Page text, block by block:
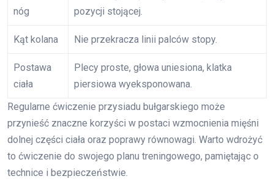
nóg
pozycji stojącej.
Kąt kolana Nie przekracza linii palców stopy.
Postawa
ciała
Plecy proste, głowa uniesiona, klatka
piersiowa wyeksponowana.
Regularne ćwiczenie przysiadu bułgarskiego może
przynieść znaczne korzyści w postaci wzmocnienia mięśni
dolnej części ciała oraz poprawy równowagi. Warto wdrożyć
to ćwiczenie do swojego planu treningowego, pamiętając o
technice i bezpieczeństwie.